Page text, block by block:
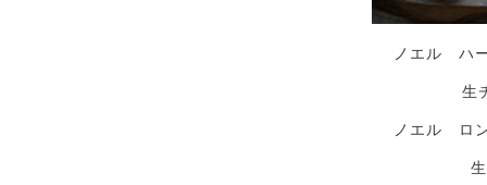
ノエル ハ
生
ノエル ロ